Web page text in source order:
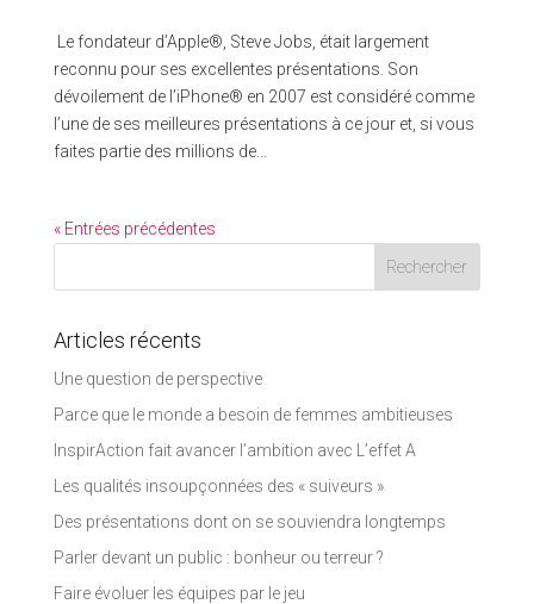
Le fondateur d’Apple®, Steve Jobs, était largement
reconnu pour ses excellentes présentations. Son
dévoilement de l’iPhone® en 2007 est considéré comme
l’une de ses meilleures présentations à ce jour et, si vous
faites partie des millions de...
« Entrées précédentes
Articles récents
Une question de perspective
Parce que le monde a besoin de femmes ambitieuses
InspirAction fait avancer l’ambition avec L’effet A
Les qualités insoupçonnées des « suiveurs »
Des présentations dont on se souviendra longtemps
Parler devant un public : bonheur ou terreur ?
Faire évoluer les équipes par le jeu